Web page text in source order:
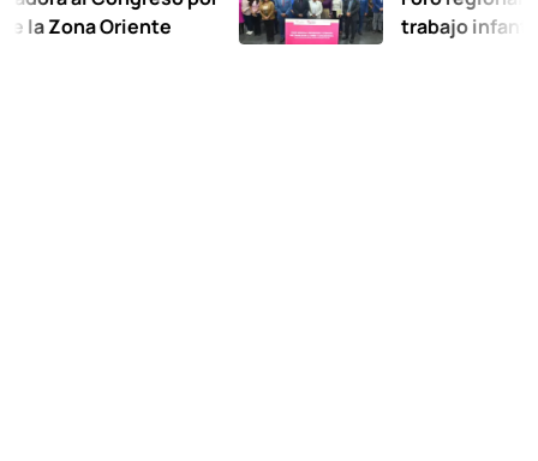
Oriente
trabajo infantil en